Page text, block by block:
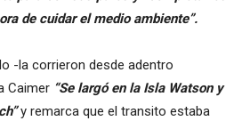
de cuidar el medio ambiente”.
-la corrieron desde adentro
Caimer “Se largó en la Isla Watson y
y remarca que el transito estaba